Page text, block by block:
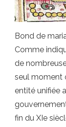
Bond de
Comme
de
seul moment
entité unifiée
fin du XIe